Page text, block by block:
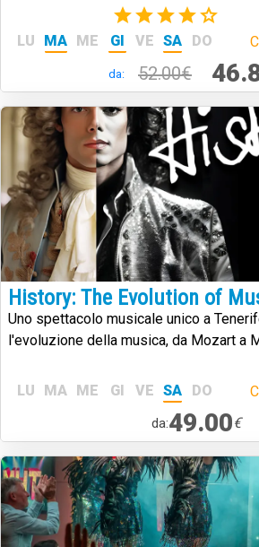
(7)
LU MA ME GI VE SA DO
da: 52.00€
History: The Evolution of
Uno spettacolo musicale unico a
l'evoluzione della musica, da Mozart a
LU MA ME GI VE SA DO
da:49.00€